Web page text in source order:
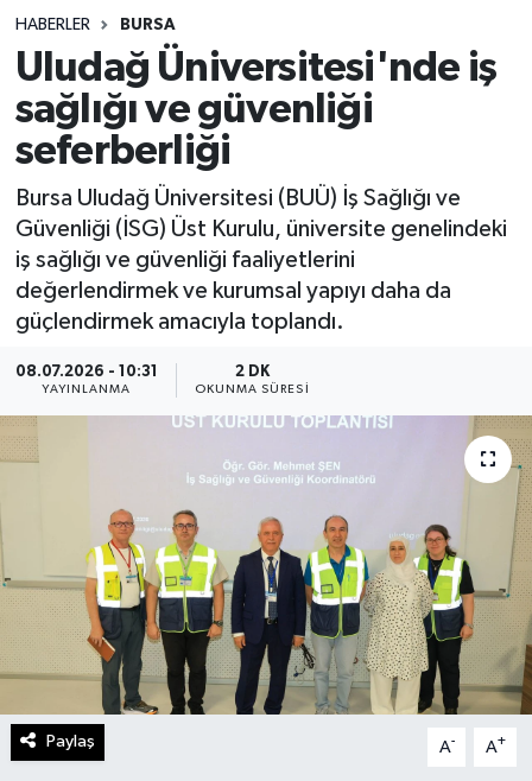
HABERLER BURSA
Uludağ Üniversitesi'nde iş
sağlığı ve güvenliği
seferberliği
Bursa Uludağ Üniversitesi (BUÜ) İş Sağlığı ve
Güvenliği (İSG) Üst Kurulu, üniversite genelindeki
iş sağlığı ve güvenliği faaliyetlerini
değerlendirmek ve kurumsal yapıyı daha da
güçlendirmek amacıyla toplandı.
08.07.2026 - 10:31
YAYINLANMA
2 DK
OKUNMA SÜRESI
Paylaş A- A+
Spor
Teknoloji
Yaşam